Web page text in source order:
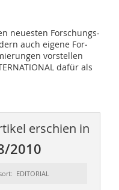
neuesten Forschungs­
auch eigene For­
vorstellen
dafür als
erschien in
2010
EDITORIAL